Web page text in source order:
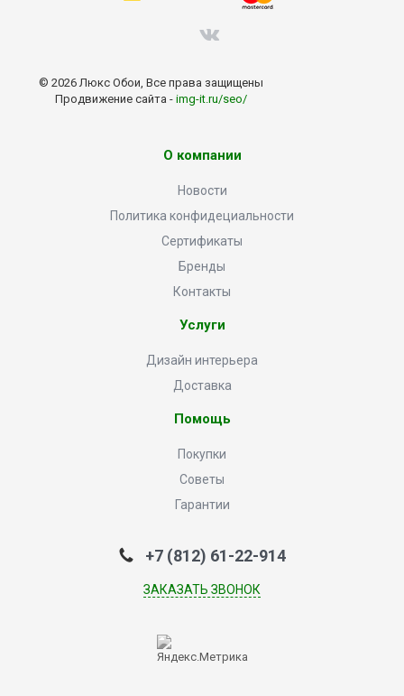
© 2026 Люкс Обои, Все права защищены
Продвижение сайта - img-it.ru/seo/
О компании
Новости
Политика конфидециальности
Сертификаты
Бренды
Контакты
Услуги
Дизайн интерьера
Доставка
Помощь
Покупки
Советы
Гарантии
+7 (812) 61-22-914
ЗАКАЗАТЬ ЗВОНОК